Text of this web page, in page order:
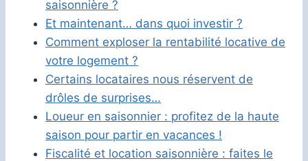
saisonnière ?
Et maintenant… dans quoi investir ?
Comment exploser la rentabilité locative de
votre logement ?
Certains locataires nous réservent de
drôles de surprises…
Loueur en saisonnier : profitez de la haute
saison pour partir en vacances !
Fiscalité et location saisonnière : faites le